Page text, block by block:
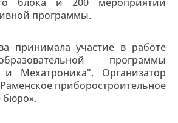
программы.
принимала участие в работе
программы
и Мехатроника". Организатор
приборостроительное
бюро».